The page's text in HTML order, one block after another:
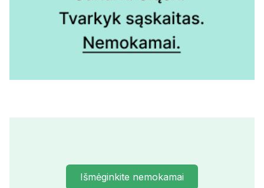
Išmėginkite nemokamai